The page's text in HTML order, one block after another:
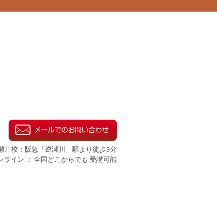
川校：阪急「逆瀬川」駅より徒歩3分
ライン ： 全国どこからでも 受講可能